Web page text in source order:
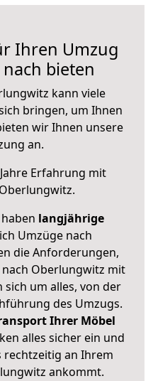
Ihren Umzug
bieten
kann viele
bringen, um Ihnen
wir Ihnen unsere
an.
Erfahrung mit
Oberlungwitz.
langjährige
Umzüge nach
die Anforderungen,
Oberlungwitz mit
um alles, von der
des Umzugs.
Ihrer Möbel
alles sicher ein und
rechtzeitig an Ihrem
ankommt.